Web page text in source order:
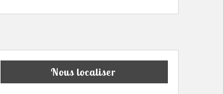
Nous localiser